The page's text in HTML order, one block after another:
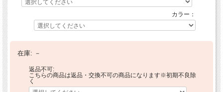
カラー：
在庫: －
返品不可:
こちらの商品は返品・交換不可の商品になります※初期不良除
く